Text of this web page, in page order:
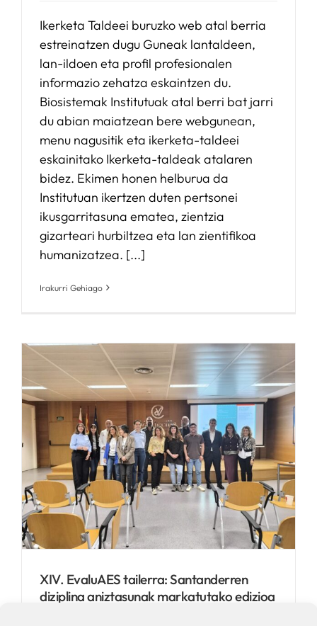
Ikerketa Taldeei buruzko web atal berria
estreinatzen dugu Guneak lantaldeen,
lan-ildoen eta profil profesionalen
informazio zehatza eskaintzen du.
Biosistemak Institutuak atal berri bat jarri
du abian maiatzean bere webgunean,
menu nagusitik eta ikerketa-taldeei
eskainitako Ikerketa-taldeak atalaren
bidez. Ekimen honen helburua da
Institutuan ikertzen duten pertsonei
ikusgarritasuna ematea, zientzia
gizarteari hurbiltzea eta lan zientifikoa
humanizatzea. [...]
Irakurri Gehiago
XIV. EvaluAES tailerra: Santanderren
diziplina aniztasunak markatutako edizioa